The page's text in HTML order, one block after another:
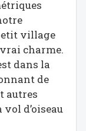
village
charme.
dans la
de
autres
vol d’oiseau